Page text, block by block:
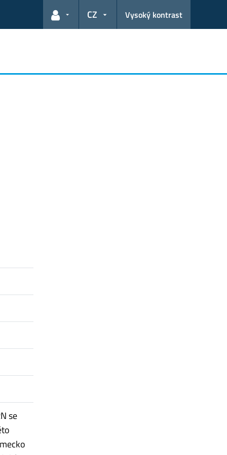
Odkazy pro uživatele
CZ Vysoký kontrast
se